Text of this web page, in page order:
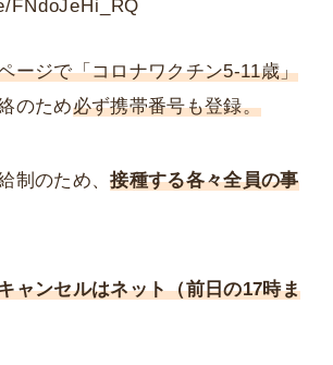
FNdoJeHi_RQ
ージで「コロナワクチン5-11歳」
のため必ず携帯番号も登録。
制のため、接種する各々全員の事
ャンセルはネット（前日の17時ま